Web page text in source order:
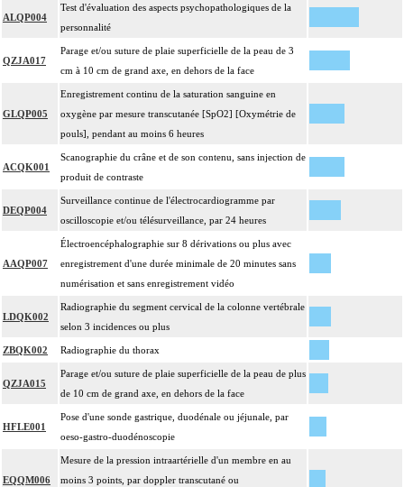
ALQP004
Test d'évaluation des aspects psychopathologiques de la
personnalité
QZJA017
Parage et/ou suture de plaie superficielle de la peau de 3
cm à 10 cm de grand axe, en dehors de la face
GLQP005
Enregistrement continu de la saturation sanguine en
oxygène par mesure transcutanée [SpO2] [Oxymétrie de
pouls], pendant au moins 6 heures
ACQK001
Scanographie du crâne et de son contenu, sans injection de
produit de contraste
DEQP004
Surveillance continue de l'électrocardiogramme par
oscilloscopie et/ou télésurveillance, par 24 heures
AAQP007
Électroencéphalographie sur 8 dérivations ou plus avec
enregistrement d'une durée minimale de 20 minutes sans
numérisation et sans enregistrement vidéo
LDQK002
Radiographie du segment cervical de la colonne vertébrale
selon 3 incidences ou plus
ZBQK002 Radiographie du thorax
QZJA015
Parage et/ou suture de plaie superficielle de la peau de plus
de 10 cm de grand axe, en dehors de la face
HFLE001
Pose d'une sonde gastrique, duodénale ou jéjunale, par
oeso-gastro-duodénoscopie
EQQM006
Mesure de la pression intraartérielle d'un membre en au
moins 3 points, par doppler transcutané ou